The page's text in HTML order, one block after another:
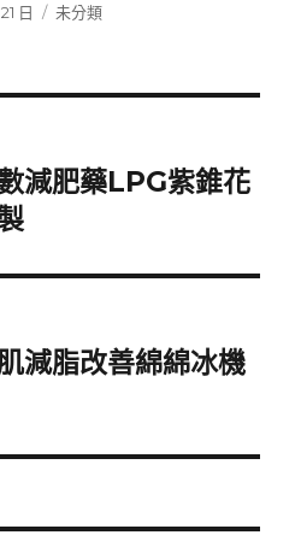
日
分
未分類
減肥藥LPG紫錐花
減脂改善綿綿冰機